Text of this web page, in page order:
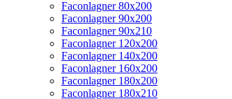
Faconlagner 80x200
Faconlagner 90x200
Faconlagner 90x210
Faconlagner 120x200
Faconlagner 140x200
Faconlagner 160x200
Faconlagner 180x200
Faconlagner 180x210